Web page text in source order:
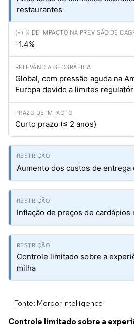
restaurantes
-1.4%
Global, com pressão aguda na
Europa devido a limites
Curto prazo (≤ 2 anos)
Aumento dos custos de entrega
Inflação de preços de cardápios
Controle limitado sobre a
milha
Fonte: Mordor Intelligence
Controle limitado sobre a